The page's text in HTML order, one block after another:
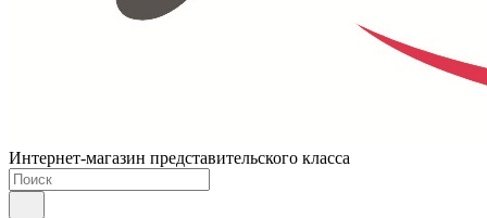
Интернет-магазин представительского класса